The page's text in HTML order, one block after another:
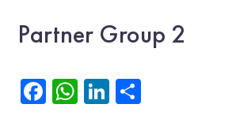
Partner Group 2
Facebook
WhatsApp
LinkedIn